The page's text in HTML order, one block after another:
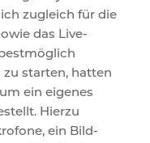
zugleich für die
das Live-
starten, hatten
ein eigenes
Hierzu
ein Bild-